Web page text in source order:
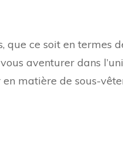
ce soit en termes
aventurer dans
matière de sous-